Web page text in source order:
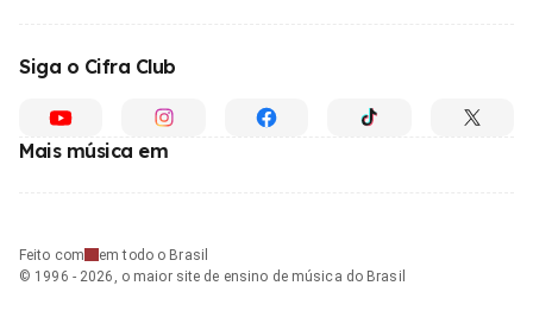
Siga o Cifra Club
Mais música em
Feito com
em todo o Brasil
© 1996 - 2026, o maior site de ensino de música do Brasil